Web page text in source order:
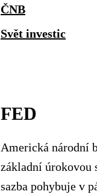
ČNB
Svět investic
FED
Americká národní
základní úrokovou
sazba pohybuje v